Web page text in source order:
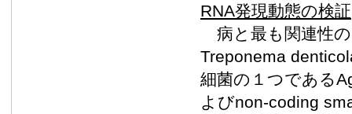
RNA発現動態の検証
病と最も関連性
Treponema
細菌の１つである
よびnon-coding